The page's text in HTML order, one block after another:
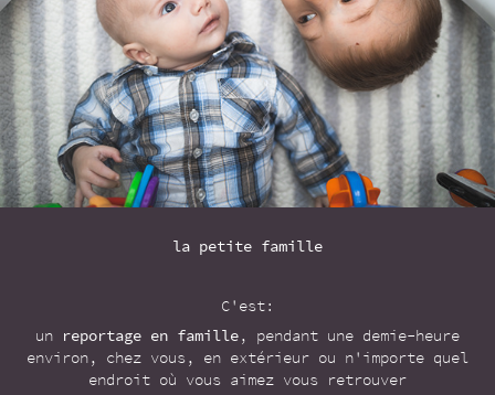
la petite famille
C'est:
un reportage en famille, pendant une demie-heure
environ, chez vous, en extérieur ou n'importe quel
endroit où vous aimez vous retrouver